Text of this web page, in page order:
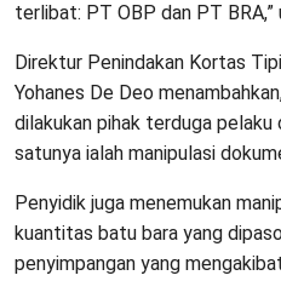
terlibat: PT OBP dan PT BRA,”
Direktur Penindakan Kortas
Yohanes De Deo
dilakukan pihak terduga pelaku
satunya ialah manipulasi
Penyidik juga menemukan
kuantitas batu bara yang
penyimpangan yang